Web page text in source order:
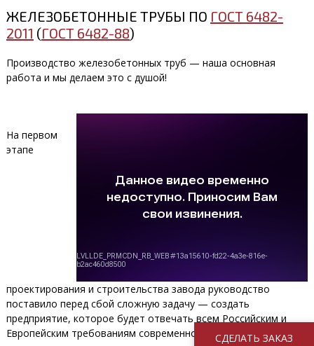
ЗВЕНЬЯ ДЛЯ ДОРОЖНОГО
СТРОИТЕЛЬСТВА
Применяются для устройства пропуска потоков воды
Применяются для бестраншейной прокладки
трубопроводов, транспортирующих самотеком
бытовые, атмосферные грунтовые воды, а также
производственные жидкости, неагрессивные к бетону
ЖЕЛЕЗОБЕТОННЫЕ ТРУБЫ ПО ГОСТ 6482-
2011 (ГОСТ 6482-88)
Производство железобетонных труб — наша основная
работа и мы делаем это с душой!
На первом
этапе
проектирования и строительства завода руководство
поставило перед сбой сложную задачу — создать
предприятие, которое будет отвечать всем Российским и
Европейским требованиям современного строительства.
СДЕЛАТЬ ЗАКАЗ